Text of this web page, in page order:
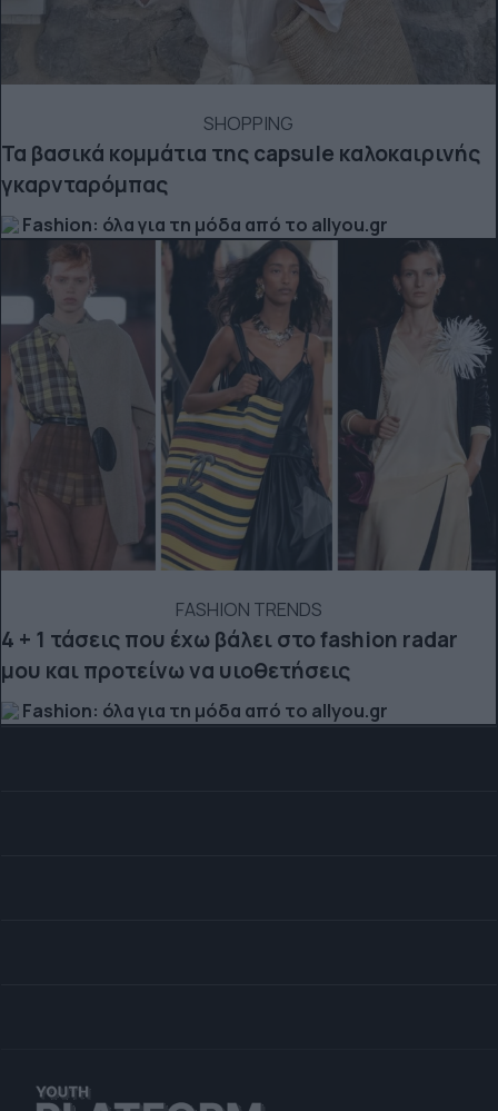
SHOPPING
Τα βασικά κομμάτια της capsule καλοκαιρινής
γκαρνταρόμπας
Fashion: όλα για τη μόδα από το allyou.gr
FASHION TRENDS
4 + 1 τάσεις που έχω βάλει στο fashion radar
μου και προτείνω να υιοθετήσεις
Fashion: όλα για τη μόδα από το allyou.gr